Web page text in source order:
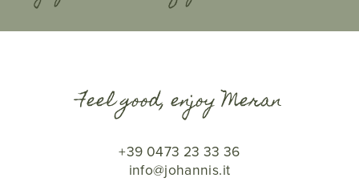
Feel good, enjoy Meran
+39 0473 23 33 36
info@johannis.it